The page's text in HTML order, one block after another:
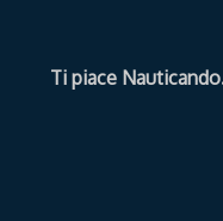
Ti piace